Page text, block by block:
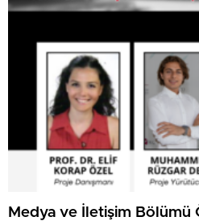
Medya ve İletişim Bölümü